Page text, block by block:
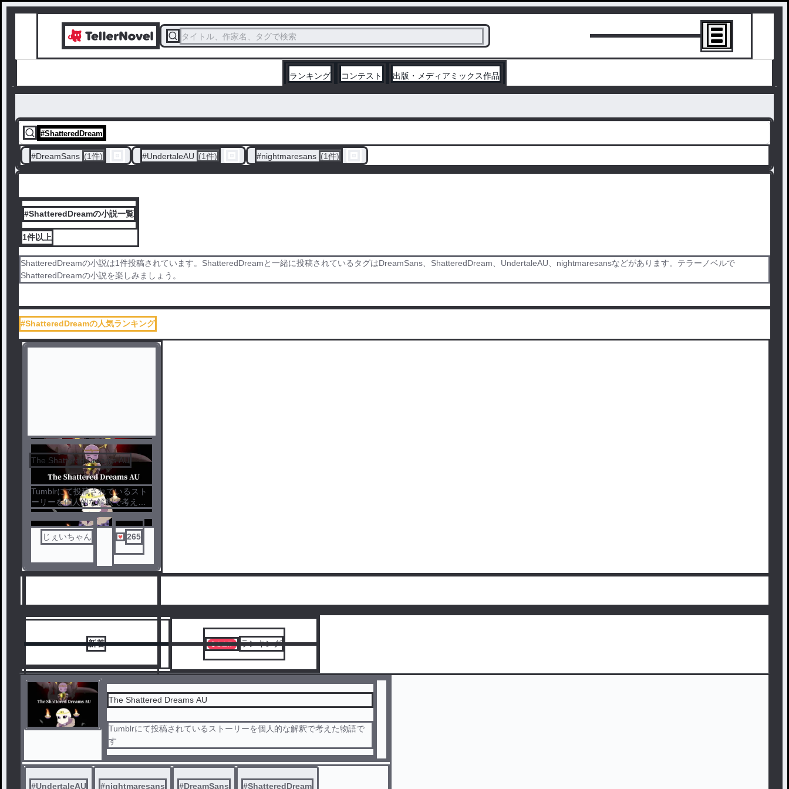
タイトル、作家名、タグで検索
ランキング コンテスト 出版・メディアミックス作品
#ShatteredDream
#DreamSans (1件) #UndertaleAU (1件) #nightmaresans (1件)
#ShatteredDreamの小説一覧
1件以上
ShatteredDreamの小説は1件投稿されています。ShatteredDreamと一緒に投稿されているタグはDreamSans、ShatteredDream、UndertaleAU、nightmaresansなどがあります。テラーノベルで
ShatteredDreamの小説を楽しみましょう。
#ShatteredDreamの人気ランキング
The Shattered Dreams AU
Tumblrにて投稿されているスト
ーリーを個人的な解釈で考えた
物語です
じぇいちゃん 265
新着 ランキング
The Shattered Dreams AU
Tumblrにて投稿されているストーリーを個人的な解釈で考えた物語で
す
#UndertaleAU #nightmaresans #DreamSans #ShatteredDream